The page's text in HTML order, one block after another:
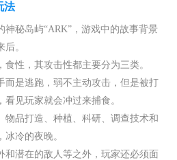
法
秘岛屿“ARK”，游戏中的故事背景
。
性，其攻击性都主要分为三类。
而是逃跑，弱不主动攻击，但是被打
见玩家就会冲过来捕食。
物品打造、种植、科研、调查技术和
冷的夜晚。
和潜在的敌人等之外，玩家还必须面